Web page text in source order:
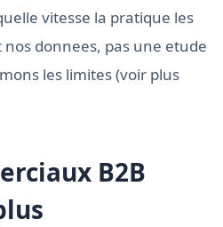
vitesse la pratique les
donnees, pas une etude
les limites (voir plus
B2B